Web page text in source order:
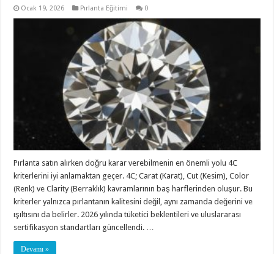
Ocak 19, 2026 Pırlanta Eğitimi 0
Pırlanta satın alırken doğru karar verebilmenin en önemli yolu 4C
kriterlerini iyi anlamaktan geçer. 4C; Carat (Karat), Cut (Kesim), Color
(Renk) ve Clarity (Berraklık) kavramlarının baş harflerinden oluşur. Bu
kriterler yalnızca pırlantanın kalitesini değil, aynı zamanda değerini ve
ışıltısını da belirler. 2026 yılında tüketici beklentileri ve uluslararası
sertifikasyon standartları güncellendi. …
Devamı »